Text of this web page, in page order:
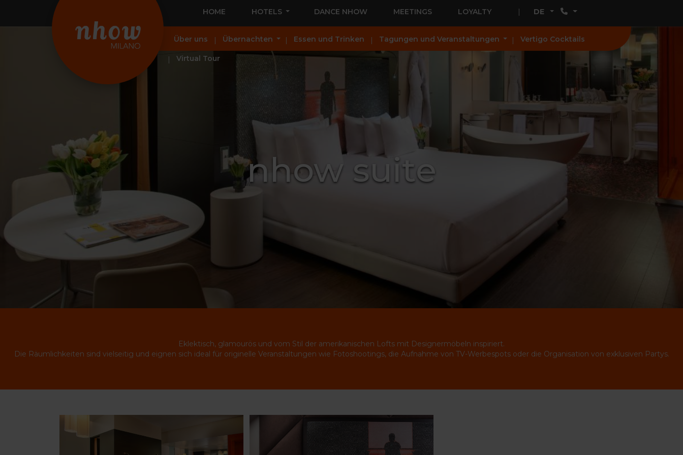
HOME HOTELS DANCE NHOW MEETINGS LOYALTY DE
Über uns Übernachten Essen und Trinken Tagungen und Veranstaltungen Vertigo Cocktails
Virtual Tour
nhow suite
Eklektisch, glamourös und vom Stil der amerikanischen Lofts mit Designermöbeln inspiriert.
Die Räumlichkeiten sind vielseitig und eignen sich ideal für originelle Veranstaltungen wie Fotoshootings, die Aufnahme von TV-Werbespots oder die Organisation von exklusiven Partys.